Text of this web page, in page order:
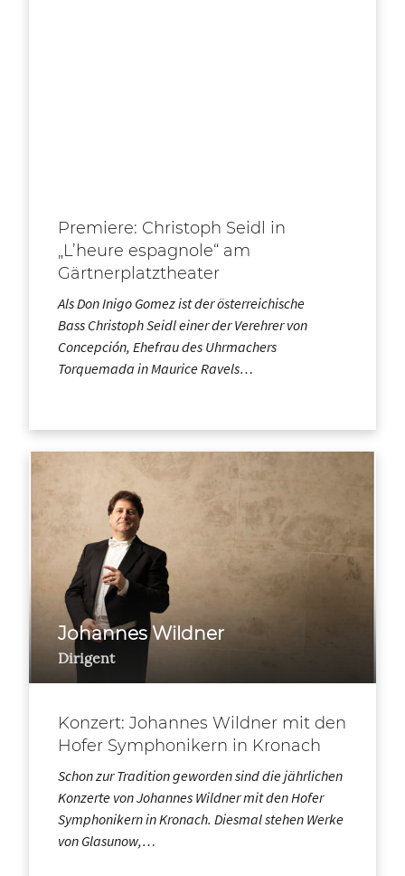
Premiere: Christoph Seidl in
„L’heure espagnole“ am
Gärtnerplatztheater
Als Don Inigo Gomez ist der österreichische
Bass Christoph Seidl einer der Verehrer von
Concepción, Ehefrau des Uhrmachers
Torquemada in Maurice Ravels…
Johannes Wildner
Dirigent
Konzert: Johannes Wildner mit den
Hofer Symphonikern in Kronach
Schon zur Tradition geworden sind die jährlichen
Konzerte von Johannes Wildner mit den Hofer
Symphonikern in Kronach. Diesmal stehen Werke
von Glasunow,…